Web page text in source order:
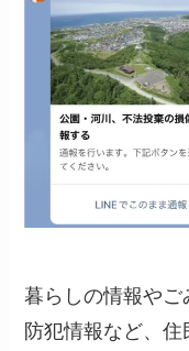
暮らしの情報やご
防犯情報など、